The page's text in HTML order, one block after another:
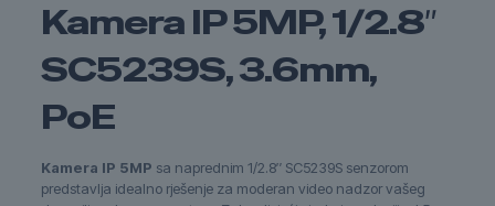
Kamera IP 5MP, 1/2.8″
SC5239S, 3.6mm,
PoE
Kamera IP 5MP sa naprednim 1/2.8″ SC5239S senzorom
predstavlja idealno rješenje za moderan video nadzor vašeg